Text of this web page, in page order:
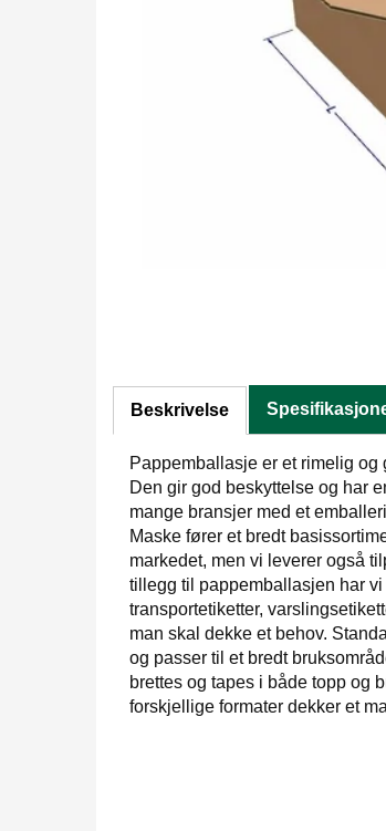
Beskrivelse
Pappemballasje er et rimelig og
Den gir god beskyttelse og har
mange bransjer med et
Maske fører et bredt
markedet, men vi leverer også
tillegg til pappemballasjen har
transportetiketter,
man skal dekke et behov.
og passer til et bredt
brettes og tapes i både topp og
forskjellige formater dekker et